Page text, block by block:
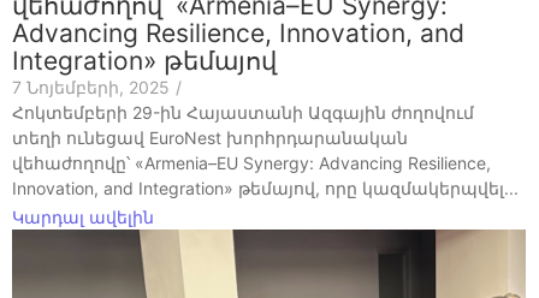
Advancing Resilience, Innovation, and
Integration» թեմայով
7 Նոյեմբերի, 2025 /
Հոկտեմբերի 29-ին Հայաստանի Ազգային ժողովում
տեղի ունեցավ EuroNest խորհրդարանական
վեհաժողովը՝ «Armenia–EU Synergy: Advancing Resilience,
Innovation, and Integration» թեմայով, որը կազմակերպվել...
Կարդալ ավելին